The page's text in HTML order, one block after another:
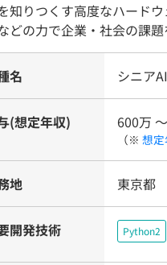
知りつくす高度なハード
どの力で企業・社会の課
名 シニア
(想定年収) 600万
（※ 想
地 東京都
開発技術 Python2